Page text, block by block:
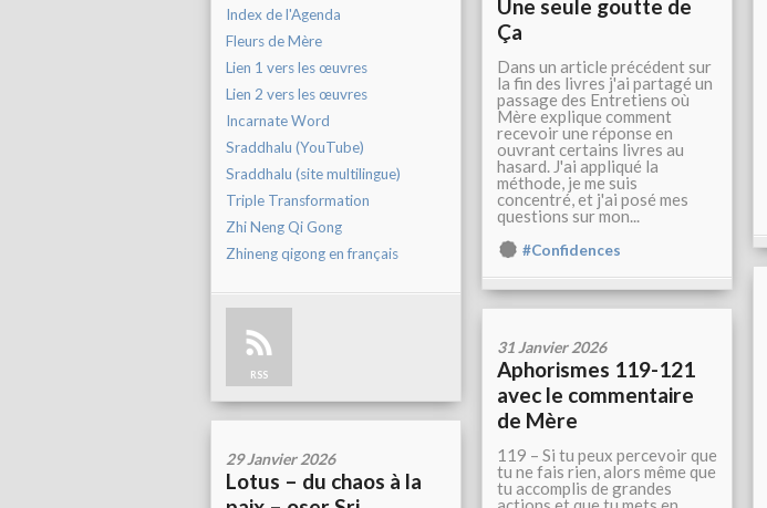
Index de l'Agenda
Fleurs de Mère
Lien 1 vers les œuvres
Lien 2 vers les œuvres
Incarnate Word
Sraddhalu (YouTube)
Sraddhalu (site multilingue)
Triple Transformation
Zhi Neng Qi Gong
Zhineng qigong en français
RSS
Une seule goutte de
Ça
Dans un article précédent sur
la fin des livres j'ai partagé un
passage des Entretiens où
Mère explique comment
recevoir une réponse en
ouvrant certains livres au
hasard. J'ai appliqué la
méthode, je me suis
concentré, et j'ai posé mes
questions sur mon...
#Confidences
31 Janvier 2026
Aphorismes 119-121
avec le commentaire
de Mère
119 – Si tu peux percevoir que
tu ne fais rien, alors même que
tu accomplis de grandes
29 Janvier 2026
Lotus – du chaos à la